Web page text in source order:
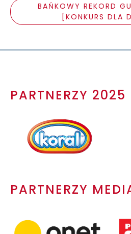
BAŃKOWY REKORD
[KONKURS DLA
PARTNERZY 2025
PARTNERZY